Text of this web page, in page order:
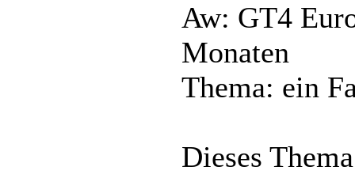
Aw: GT4
Monaten
Thema: ein
Dieses